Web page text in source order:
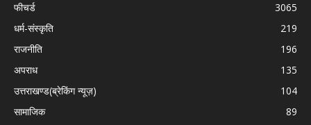
फीचर्ड
3065
धर्म-संस्कृति
219
राजनीति
196
अपराध
135
उत्तराखण्ड(ब्रेकिंग न्यूज़)
104
सामाजिक
89